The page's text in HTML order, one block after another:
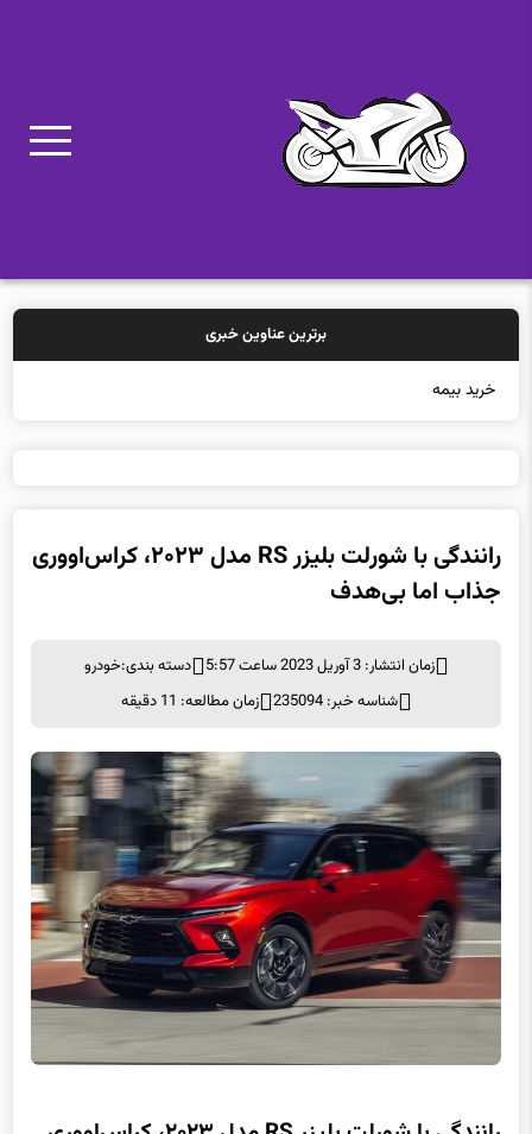
برترین عناوین خبری
خرید بیمه: سنتی یا آنلاین؟
رانندگی با شورلت بلیزر RS مدل ۲۰۲۳، کراس‌اووری
جذاب اما بی‌هدف
زمان انتشار: 3 آوریل 2023 ساعت 5:57 دسته بندی:خودرو
شناسه خبر: 235094
زمان مطالعه: 11 دقیقه